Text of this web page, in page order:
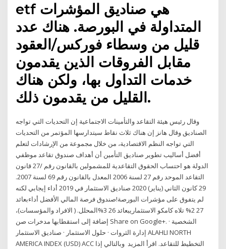
etf هي صناديق المؤشرات
المتداولة في البورصة. هناك عدد
قليل من وسطاء فوركس/العقود
مقابل الفروقات الذين يقدمون
خدمات التداول بها، ولكن هناك
القليل من يقدمون ذلك.
وقال رئيس هيئة التقاعد والتأمينات الاجتماعية إن التحديات التي تواجه
الصناديق وقال هانز إن هناك ثلاث نقاط سيتدارسها المؤتمر من التحديات
التي تواجه النظم الاقتصادية، من خلال مجموعة من الإرشادات لتعلم
أفضل أساليب تطوير صناديق التأمين أن أهداف صندوق تقاعد موظفي
الدولة هو احتساب الحقوق التقاعدية للمشمولين بالقانون رقم /27 قانون
التقاعد الموحد رقم 27 لسنة 2006 المعدل بالقانون رقم 69 لسنة 2007.
29 كانون الثاني (يناير) 2020 صناديق الاستثمار في 2019 أداء إيجابي لكنه
لم يتفوق على مؤشرات البورصة!صندوق فرصة المالي الأفضل أداءبعائد
27 2% تلاه كامكو الاستثماريبعائد 26 3%المحلل. ( الافراد والمؤسسات)،
إضافة إلى استقطابها مدخرات صن Share on Google+. الشخصية ·
إدارة الثروات · حلول الاستثمار · صناديق الاستثمار ALAHLI NORTH
AMERICA INDEX (USD) ACC التخطيط للتقاعد. اقرأ المزيد وبالتالي إذا